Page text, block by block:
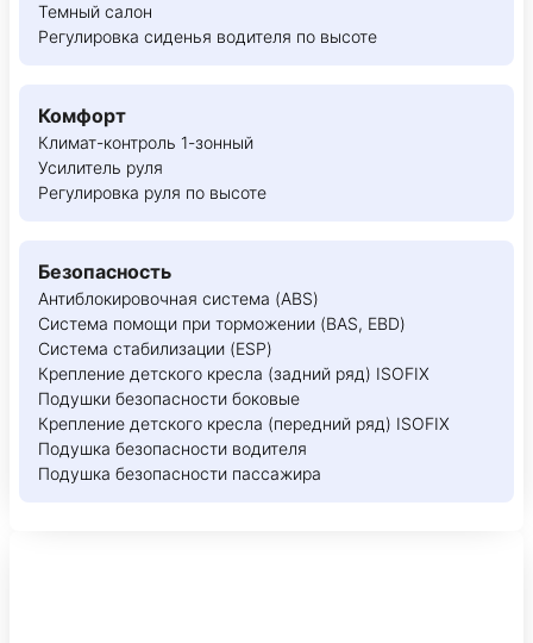
Темный салон
Регулировка сиденья водителя по высоте
Комфорт
Климат-контроль 1-зонный
Усилитель руля
Регулировка руля по высоте
Безопасность
Антиблокировочная система (ABS)
Система помощи при торможении (BAS, EBD)
Система стабилизации (ESP)
Крепление детского кресла (задний ряд) ISOFIX
Подушки безопасности боковые
Крепление детского кресла (передний ряд) ISOFIX
Подушка безопасности водителя
Подушка безопасности пассажира